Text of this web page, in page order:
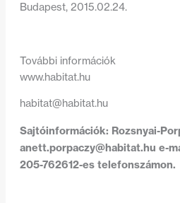
Budapest, 2015.02.24.
További információk
www.habitat.hu
habitat@habitat.hu
Sajtóinformációk: Rozsnyai-
anett.porpaczy@habitat.hu e-
205-762612-es telefonszámon.